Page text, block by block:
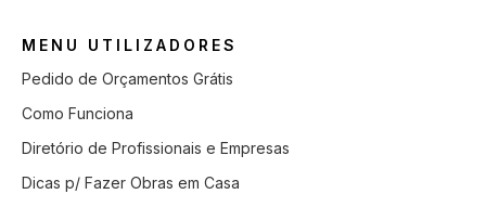
MENU UTILIZADORES
Pedido de Orçamentos Grátis
Como Funciona
Diretório de Profissionais e Empresas
Dicas p/ Fazer Obras em Casa